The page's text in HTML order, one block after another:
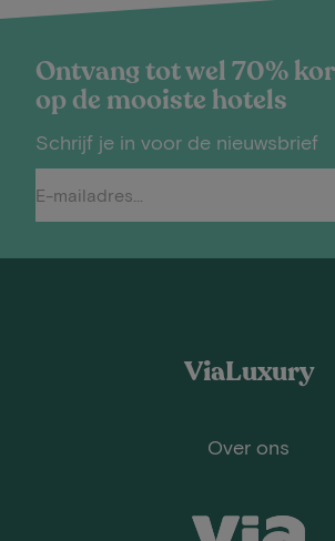
Ontvang tot wel 70%
op de mooiste hotels
Schrijf je in voor de nieuwsbrief
ViaLuxury
Over ons